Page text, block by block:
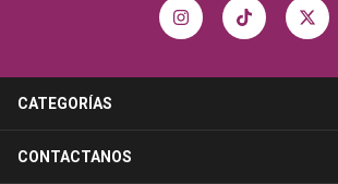
CATEGORÍAS
CONTACTANOS